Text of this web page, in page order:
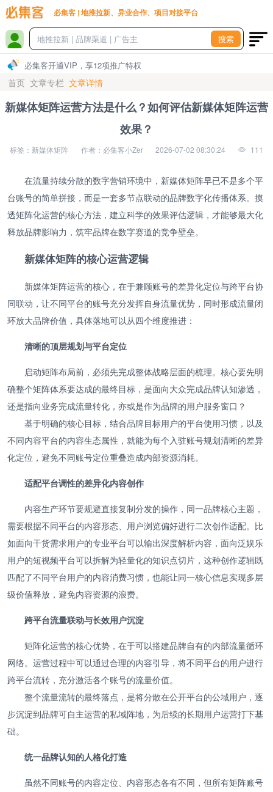
必集客 | 地推拉新、异业合作、项目对接平台
搜索
必集客开通VIP，享12项推广特权
首页 文章专栏 文章详情
新媒体矩阵运营方法是什么？如何评估新媒体矩阵运营
效果？
标签：新媒体矩阵 作者：必集客小Zer 2026-07-02 08:30:24 111
在流量持续分散的数字营销环境中，新媒体矩阵早已不是多个平
台账号的简单拼接，而是一套多节点联动的品牌数字化传播体系。摸
透矩阵化运营的核心方法，建立科学的效果评估逻辑，才能够最大化
释放品牌影响力，筑牢品牌在数字赛道的竞争壁垒。
新媒体矩阵的核心运营逻辑
新媒体矩阵运营的核心，在于兼顾账号的差异化定位与跨平台协
同联动，让不同平台的账号充分发挥自身流量优势，同时形成流量闭
环放大品牌价值，具体落地可以从四个维度推进：
清晰的顶层规划与平台定位
启动矩阵布局前，必须先完成整体战略层面的梳理。核心要先明
确整个矩阵体系要达成的最终目标，是面向大众完成品牌认知渗透，
还是指向业务完成流量转化，亦或是作为品牌的用户服务窗口？
基于明确的核心目标，结合品牌目标用户的平台使用习惯，以及
不同内容平台的内容生态属性，就能为每个入驻账号规划清晰的差异
化定位，避免不同账号定位重叠造成内部资源消耗。
适配平台调性的差异化内容创作
内容生产环节要规避直接复制分发的操作，同一品牌核心主题，
需要根据不同平台的内容形态、用户浏览偏好进行二次创作适配。比
如面向干货需求用户的专业平台可以输出深度解析内容，面向泛娱乐
用户的短视频平台可以拆解为轻量化的知识点切片，这种创作逻辑既
匹配了不同平台用户的内容消费习惯，也能让同一核心信息实现多层
级价值释放，避免内容资源的浪费。
跨平台流量联动与长效用户沉淀
矩阵化运营的核心优势，在于可以搭建品牌自有的内部流量循环
网络。运营过程中可以通过合理的内容引导，将不同平台的用户进行
跨平台流转，充分激活各个账号的流量价值。
整个流量流转的最终落点，是将分散在公开平台的公域用户，逐
步沉淀到品牌可自主运营的私域阵地，为后续的长期用户运营打下基
础。
统一品牌认知的人格化打造
虽然不同账号的内容定位、内容形态各有不同，但所有矩阵账号